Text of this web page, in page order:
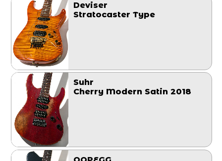
Deviser
Stratocaster Type
Suhr
Cherry Modern Satin 2018